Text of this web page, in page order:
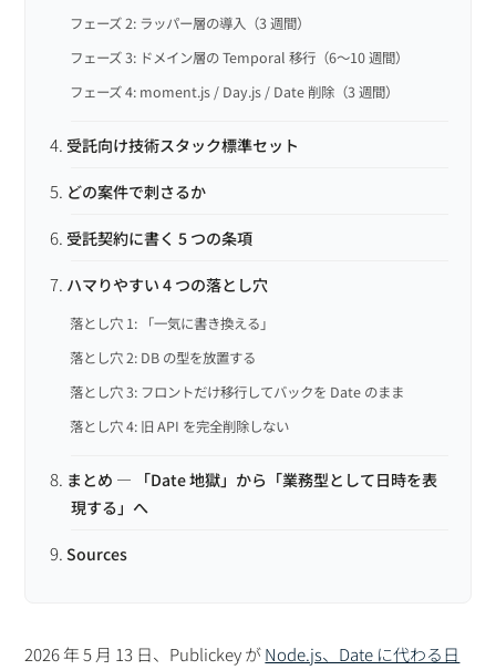
フェーズ 2: ラッパー層の導入（3 週間）
フェーズ 3: ドメイン層の Temporal 移行（6〜10 週間）
フェーズ 4: moment.js / Day.js / Date 削除（3 週間）
受託向け技術スタック標準セット
どの案件で刺さるか
受託契約に書く 5 つの条項
ハマりやすい 4 つの落とし穴
落とし穴 1: 「一気に書き換える」
落とし穴 2: DB の型を放置する
落とし穴 3: フロントだけ移行してバックを Date のまま
落とし穴 4: 旧 API を完全削除しない
まとめ — 「Date 地獄」から「業務型として日時を表
現する」へ
Sources
2026 年 5 月 13 日、Publickey がNode.js、Date に代わる日